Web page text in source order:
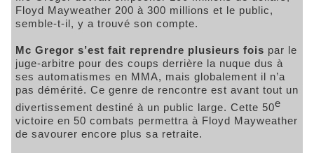
Floyd Mayweather 200 à 300 millions et le public,
semble-t-il, y a trouvé son compte.
Mc Gregor s’est fait reprendre plusieurs fois par le
juge-arbitre pour des coups derrière la nuque dus à
ses automatismes en MMA, mais globalement il n’a
pas démérité. Ce genre de rencontre est avant tout un
divertissement destiné à un public large. Cette 50e
victoire en 50 combats permettra à Floyd Mayweather
de savourer encore plus sa retraite.